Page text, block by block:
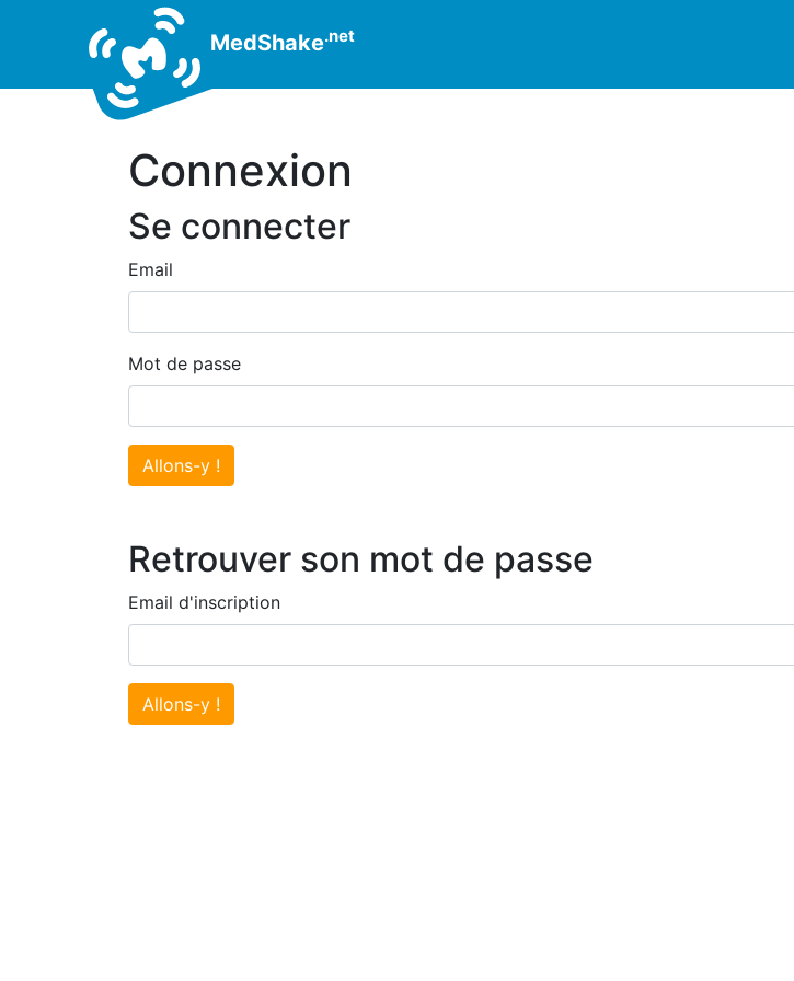
MedShake.net
Connexion
Se connecter
Email
Mot de passe
Allons-y !
Retrouver son mot de passe
Email d'inscription
Allons-y !